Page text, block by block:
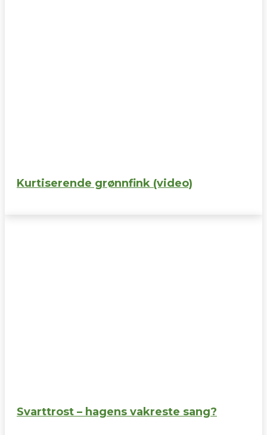
Kurtiserende grønnfink (video)
Svarttrost – hagens vakreste sang?